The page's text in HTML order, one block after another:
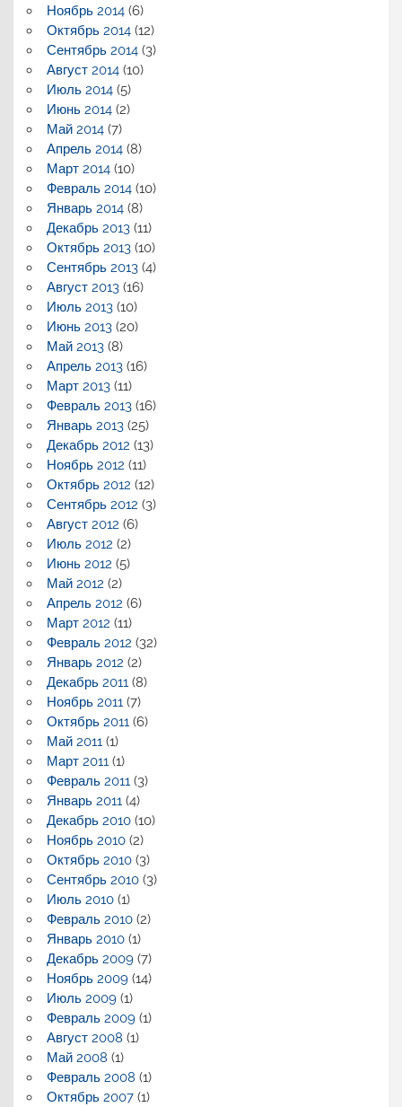
Ноябрь 2014(6)
Октябрь 2014(12)
Сентябрь 2014(3)
Август 2014(10)
Июль 2014(5)
Июнь 2014(2)
Май 2014(7)
Апрель 2014(8)
Март 2014(10)
Февраль 2014(10)
Январь 2014(8)
Декабрь 2013(11)
Октябрь 2013(10)
Сентябрь 2013(4)
Август 2013(16)
Июль 2013(10)
Июнь 2013(20)
Май 2013(8)
Апрель 2013(16)
Март 2013(11)
Февраль 2013(16)
Январь 2013(25)
Декабрь 2012 (13)
Ноябрь 2012 (11)
Октябрь 2012 (12)
Сентябрь 2012 (3)
Август 2012 (6)
Июль 2012 (2)
Июнь 2012 (5)
Май 2012 (2)
Апрель 2012 (6)
Март 2012 (11)
Февраль 2012 (32)
Январь 2012 (2)
Декабрь 2011(8)
Ноябрь 2011(7)
Октябрь 2011(6)
Май 2011(1)
Март 2011(1)
Февраль 2011(3)
Январь 2011(4)
Декабрь 2010(10)
Ноябрь 2010(2)
Октябрь 2010(3)
Сентябрь 2010(3)
Июль 2010(1)
Февраль 2010(2)
Январь 2010(1)
Декабрь 2009(7)
Ноябрь 2009(14)
Июль 2009(1)
Февраль 2009(1)
Август 2008 (1)
Май 2008 (1)
Февраль 2008 (1)
Октябрь 2007(1)